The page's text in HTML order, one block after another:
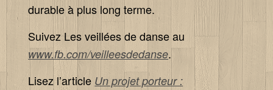
durable à plus long terme.
Suivez Les veillées de danse au
www.fb.com/veilleesdedanse.
Lisez l’article Un projet porteur :